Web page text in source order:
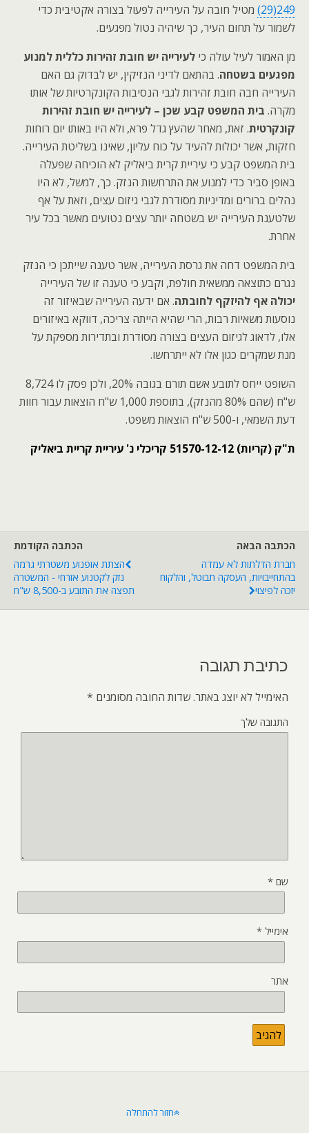
249(29)
מטיל חובה על העירייה לפעול בצורה אקטיבית כדי
לשמור על תחום העיר, כך שיהיה נטול מפגעים.
מן האמור לעיל עולה כי לעירייה יש חובת זהירות כללית למנוע
מפגעים בשטחה. בהתאם לדיני הנזיקין, יש לבדוק גם האם
העירייה חבה חובת זהירות לגבי הנסיבות הקונקרטיות של אותו
מקרה. בית המשפט קבע שכן – לעירייה יש חובת זהירות
קונקרטית. זאת, מאחר שהעץ גדל פרא, ולא היו באותו יום רוחות
חזקות, אשר יכולות להעיד על כוח עליון, שאינו בשליטת העירייה.
בית המשפט קבע כי עיריית קרית ביאליק לא הוכיחה שפעלה
באופן סביר כדי למנוע את התרחשות הנזק. כך, למשל, לא היו
נהלים ברורים ומדיניות מסודרת לגבי גיזום עצים, וזאת על אף
שלטענת העירייה יש בשטחה יותר עצים נטועים מאשר בכל עיר
אחרת.
בית המשפט דחה את גרסת העירייה, אשר טענה שייתכן כי הנזק
נגרם כתוצאה ממשאית חולפת, וקבע כי טענה זו של העירייה
יכולה אף להיזקף לחובתה. אם ידעה העירייה שבאיזור זה
נוסעות משאיות רבות, הרי שהיא הייתה צריכה, דווקא באיזורים
אלו, לדאוג לגיזום העצים בצורה מסודרת ובתדירות מספקת על
מנת שמקרים כגון אלו לא ייתרחשו.
השופט ייחס לתובע אשם תורם בגובה 20%, ולכן פסק לו 8,724
ש"ח (שהם 80% מהנזק), בתוספת 1,000 ש"ח הוצאות עבור חוות
דעת השמאי, ו-500 ש"ח הוצאות משפט.
ת"ק (קריות) 51570-12-12 קריכלי נ' עיריית קריית ביאליק
הכתבה הקודמת
הצתת אופנוע משטרתי גרמה
נזק לקטנוע אזרחי - המשטרה
תפצה את התובע ב-8,500 ש"ח
הכתבה הבאה
חברת הדלתות לא עמדה
בהתחייבויות, העסקה תבוטל, והלקוח
יזכה לפיצוי
כתיבת תגובה
האימייל לא יוצג באתר.שדות החובה מסומנים *
התגובה שלך
שם *
אימייל *
אתר
חזור להתחלה